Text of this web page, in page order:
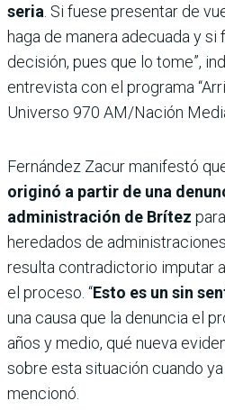
seria . Si fuese presentar de
haga de manera adecuada y si
decisión, pues que lo tome”,
entrevista con el programa
Universo 970 AM/Nación
Fernández Zacur manifestó
originó a partir de una
administración de Brítez
heredados de
resulta contradictorio imputar
el proceso. “Esto es un sin
una causa que la denuncia el
años y medio, qué nueva
sobre esta situación cuando
mencionó.